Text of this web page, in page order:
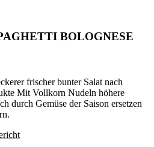
BOLOGNESE
frischer bunter Salat nach
Mit Vollkorn Nudeln höhere
durch Gemüse der Saison ersetzen